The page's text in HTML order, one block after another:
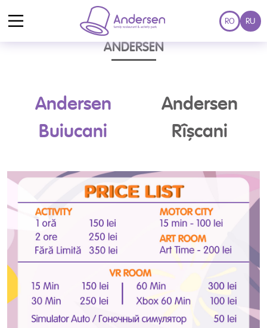
RO RU
СТОИМОСТЬ ПОСЕЩЕНИЯ
ПАРКОВ
ANDERSEN
Andersen
Buiucani
Andersen
Rîșcani